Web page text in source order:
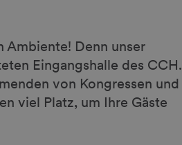
Ambiente! Denn unser
Eingangshalle des CCH.
von Kongressen und
viel Platz, um Ihre Gäste